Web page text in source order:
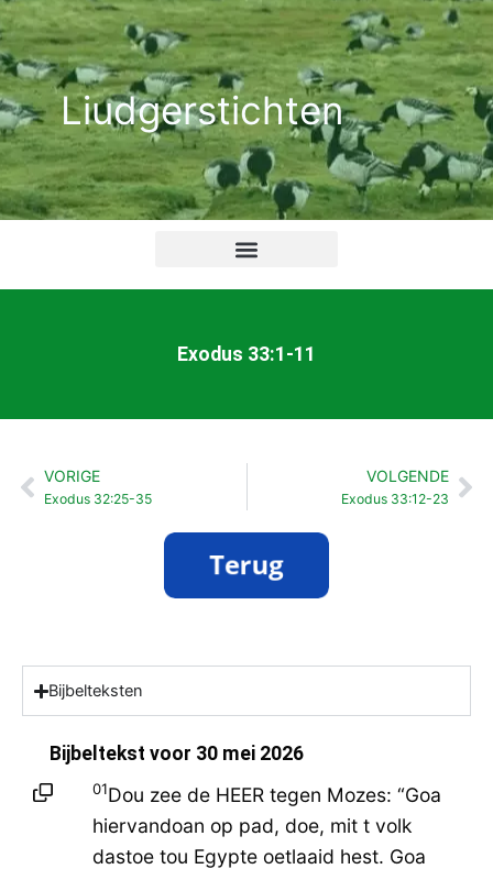
Ga
naar
de
inhoudLiudgerstichten
Exodus 33:1-11
Vorige
VORIGE
Exodus 32:25-35
VOLGENDE
Exodus 33:12-23
Bijbelteksten
Bijbeltekst voor 30 mei 2026
01Dou zee de HEER tegen Mozes: “Goa
hiervandoan op pad, doe, mit t volk
dastoe tou Egypte oetlaaid hest. Goa